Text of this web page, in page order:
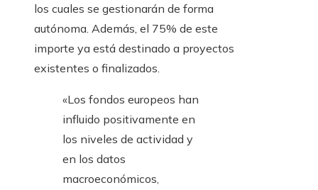
los cuales se gestionarán de forma
autónoma. Además, el 75% de este
importe ya está destinado a proyectos
existentes o finalizados.
«Los fondos europeos han
influido positivamente en
los niveles de actividad y
en los datos
macroeconómicos,